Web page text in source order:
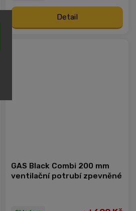
Detail
GAS Black Combi 200 mm
ventilační potrubí zpevněné